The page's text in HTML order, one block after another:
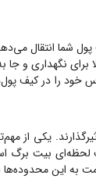
شما انتقال
برای نگهداری و جا
خود را در کیف
یکی از
بیت برگ
به این محدوده‌ها